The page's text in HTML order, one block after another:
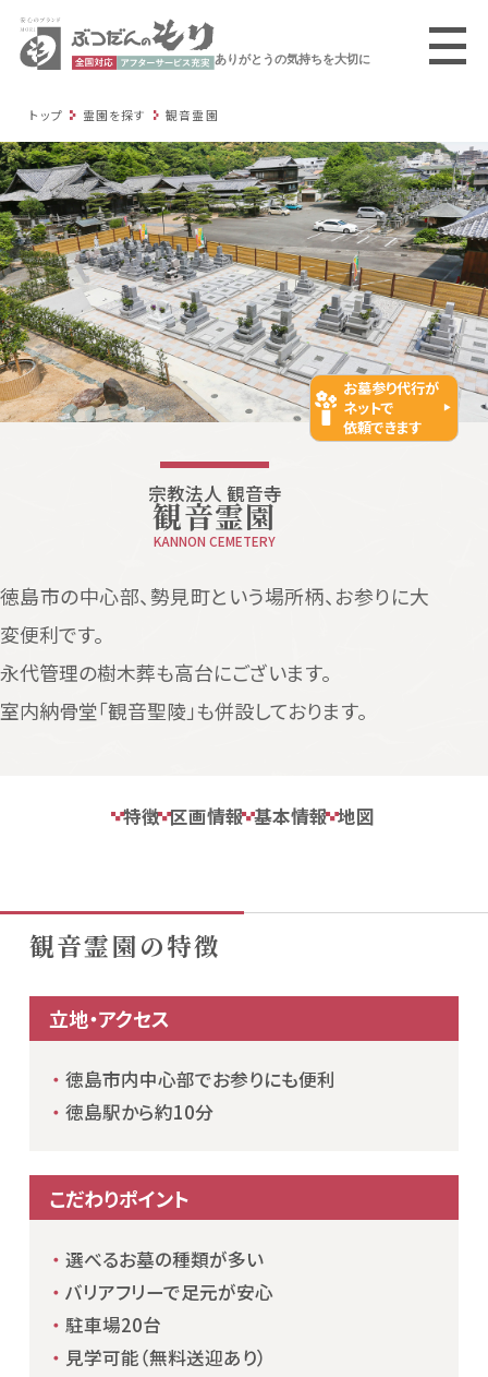
ありがとうの気持ちを大切に
トップ 霊園を探す 観音霊園
お墓参り代行が
ネットで
依頼できます
宗教法人 観音寺
観音霊園
KANNON CEMETERY
徳島市の中心部、勢見町という場所柄、お参りに大
変便利です。
永代管理の樹木葬も高台にございます。
室内納骨堂「観音聖陵」も併設しております。
特徴 区画情報 基本情報 地図
観音霊園の特徴
立地・アクセス
徳島市内中心部でお参りにも便利
徳島駅から約10分
こだわりポイント
選べるお墓の種類が多い
バリアフリーで足元が安心
駐車場20台
見学可能（無料送迎あり）